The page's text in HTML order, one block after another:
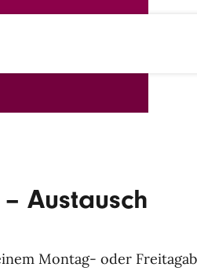
Austausch
Montag- oder